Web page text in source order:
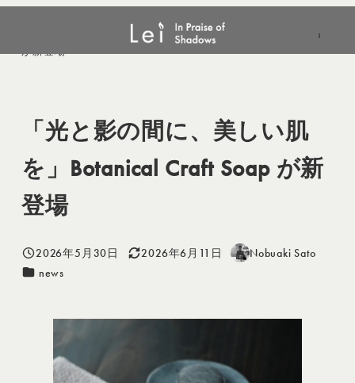
「光と影の間に、美しい肌を」Botanical Craft Soap
が新登場
「光と影の間に、美しい肌
を」Botanical Craft Soap が新
登場
投稿日
2026年5月30日
更新日
2026年6月11日
著
Nobuaki Sato
カテゴリー
news